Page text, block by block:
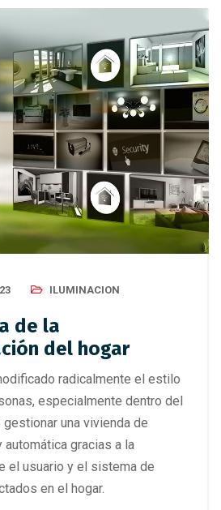
ILUMINACION
de la
del hogar
radicalmente el estilo
especialmente dentro del
una vivienda de
gracias a la
el usuario y el sistema de
en el hogar.